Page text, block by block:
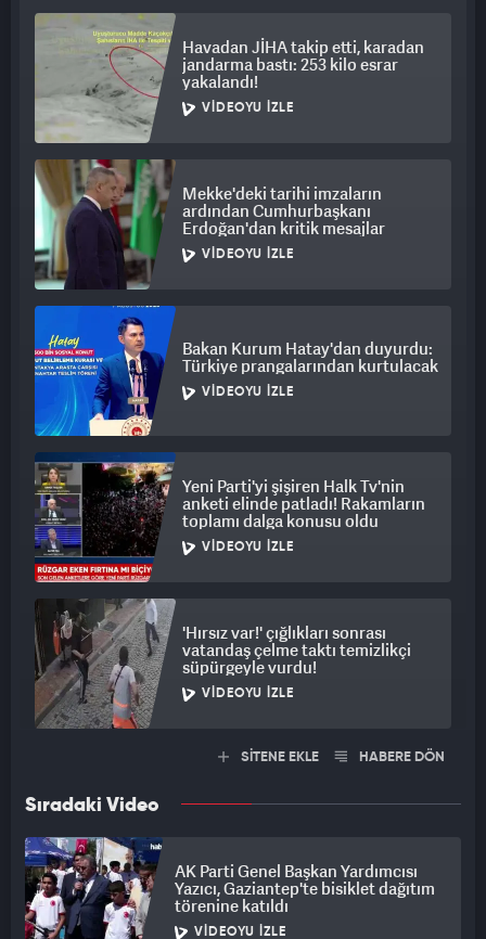
Havadan JİHA takip etti, karadan
jandarma bastı: 253 kilo esrar
yakalandı!
VIDEOYU İZLE
Mekke'deki tarihi imzaların
ardından Cumhurbaşkanı
Erdoğan'dan kritik mesajlar
VIDEOYU İZLE
Bakan Kurum Hatay'dan duyurdu:
Türkiye prangalarından kurtulacak
VIDEOYU İZLE
Yeni Parti'yi şişiren Halk Tv'nin
anketi elinde patladı! Rakamların
toplamı dalga konusu oldu
VIDEOYU İZLE
'Hırsız var!' çığlıkları sonrası
vatandaş çelme taktı temizlikçi
süpürgeyle vurdu!
VIDEOYU İZLE
SİTENE EKLE HABERE DÖN
Sıradaki Video
AK Parti Genel Başkan Yardımcısı
Yazıcı, Gaziantep'te bisiklet dağıtım
törenine katıldı
VIDEOYU İZLE